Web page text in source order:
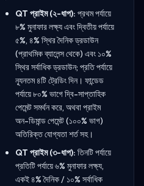
QT প্রাইম (২-ধাপ): প্রথম পর্যায়ে
৮% মুনাফার লক্ষ্য এবং দ্বিতীয় পর্যায়ে
৫%, ৪% স্থির দৈনিক ড্রডাউন
(প্রাথমিক ব্যালেন্স থেকে) এবং ১০%
স্থির সর্বাধিক ড্রডাউন; প্রতি পর্যায়ে
ন্যূনতম ৪টি ট্রেডিং দিন। ফান্ডেড
পর্যায়ে ৮০% ভাগে দ্বি-সাপ্তাহিক
পেমেন্ট সমর্থন করে, অথবা প্রাইম
অন-ডিমান্ড পেমেন্ট (১০০% ভাগ)
অতিরিক্ত যোগ্যতা শর্ত সহ।
QT প্রাইম (৩-ধাপ): তিনটি পর্যায়ে
প্রতিটি পর্যায়ে ৬% মুনাফার লক্ষ্য,
একই ৪% দৈনিক / ১০% সর্বাধিক